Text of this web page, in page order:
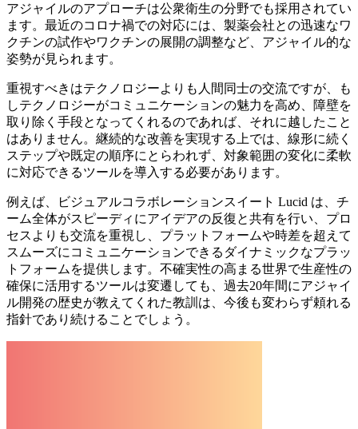
アジャイルのアプローチは公衆衛生の分野でも採用されてい
ます。最近のコロナ禍での対応には、製薬会社との迅速なワ
クチンの試作やワクチンの展開の調整など、アジャイル的な
姿勢が見られます。
重視すべきはテクノロジーよりも人間同士の交流ですが、も
しテクノロジーがコミュニケーションの魅力を高め、障壁を
取り除く手段となってくれるのであれば、それに越したこと
はありません。継続的な改善を実現する上では、線形に続く
ステップや既定の順序にとらわれず、対象範囲の変化に柔軟
に対応できるツールを導入する必要があります。
例えば、ビジュアルコラボレーションスイート Lucid は、チ
ーム全体がスピーディにアイデアの反復と共有を行い、プロ
セスよりも交流を重視し、プラットフォームや時差を超えて
スムーズにコミュニケーションできるダイナミックなプラッ
トフォームを提供します。不確実性の高まる世界で生産性の
確保に活用するツールは変遷しても、過去20年間にアジャイ
ル開発の歴史が教えてくれた教訓は、今後も変わらず頼れる
指針であり続けることでしょう。